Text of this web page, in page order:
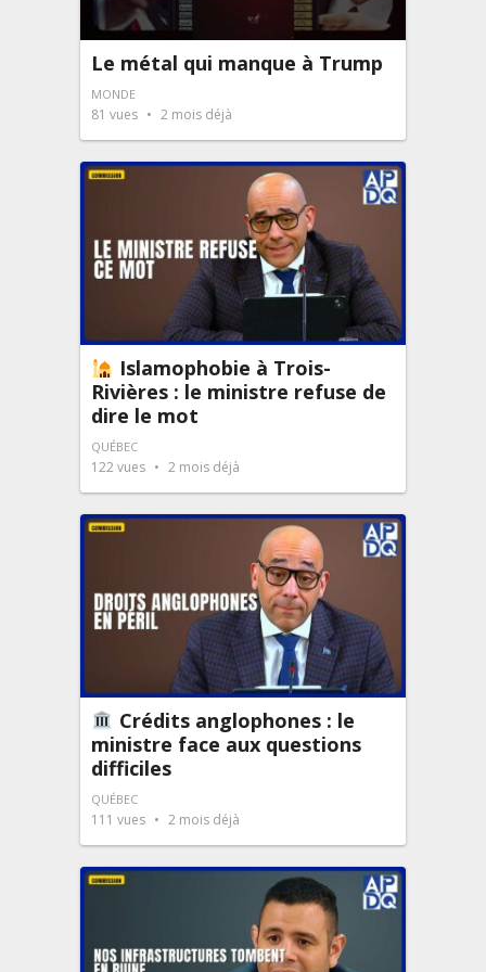
Le métal qui manque à Trump
MONDE
81 vues 2 mois déjà
Islamophobie à Trois-
Rivières : le ministre refuse de
dire le mot
QUÉBEC
122vues 2 mois déjà
Crédits anglophones : le
ministre face aux questions
difficiles
QUÉBEC
111 vues 2 mois déjà